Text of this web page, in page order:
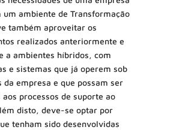
um ambiente de Transformação
também aproveitar os
realizados anteriormente e
a ambientes híbridos, com
e sistemas que já operem sob
da empresa e que possam ser
aos processos de suporte ao
disto, deve-se optar por
tenham sido desenvolvidas